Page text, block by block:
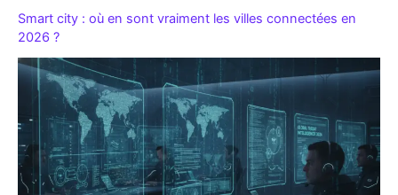
Smart city : où en sont vraiment les villes connectées en
2026 ?